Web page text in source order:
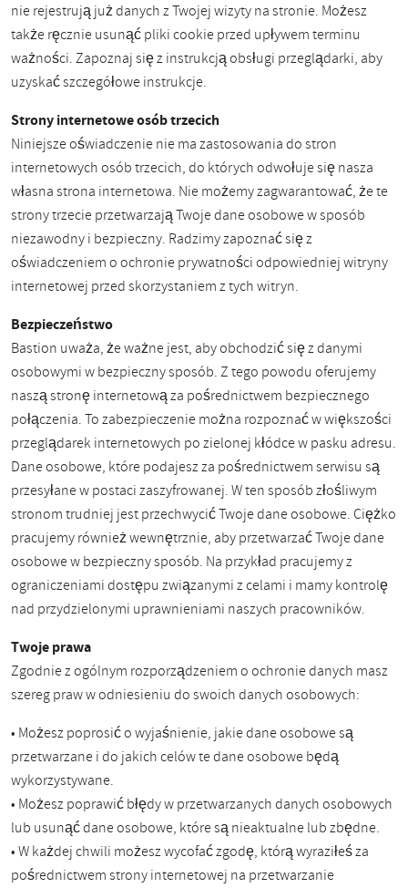
nie rejestrują już danych z Twojej wizyty na stronie. Możesz
także ręcznie usunąć pliki cookie przed upływem terminu
ważności. Zapoznaj się z instrukcją obsługi przeglądarki, aby
uzyskać szczegółowe instrukcje.
Strony internetowe osób trzecich
Niniejsze oświadczenie nie ma zastosowania do stron
internetowych osób trzecich, do których odwołuje się nasza
własna strona internetowa. Nie możemy zagwarantować, że te
strony trzecie przetwarzają Twoje dane osobowe w sposób
niezawodny i bezpieczny. Radzimy zapoznać się z
oświadczeniem o ochronie prywatności odpowiedniej witryny
internetowej przed skorzystaniem z tych witryn.
Bezpieczeństwo
Bastion uważa, że ​​ważne jest, aby obchodzić się z danymi
osobowymi w bezpieczny sposób. Z tego powodu oferujemy
naszą stronę internetową za pośrednictwem bezpiecznego
połączenia. To zabezpieczenie można rozpoznać w większości
przeglądarek internetowych po zielonej kłódce w pasku adresu.
Dane osobowe, które podajesz za pośrednictwem serwisu są
przesyłane w postaci zaszyfrowanej. W ten sposób złośliwym
stronom trudniej jest przechwycić Twoje dane osobowe. Ciężko
pracujemy również wewnętrznie, aby przetwarzać Twoje dane
osobowe w bezpieczny sposób. Na przykład pracujemy z
ograniczeniami dostępu związanymi z celami i mamy kontrolę
nad przydzielonymi uprawnieniami naszych pracowników.
Twoje prawa
Zgodnie z ogólnym rozporządzeniem o ochronie danych masz
szereg praw w odniesieniu do swoich danych osobowych:
• Możesz poprosić o wyjaśnienie, jakie dane osobowe są
przetwarzane i do jakich celów te dane osobowe będą
wykorzystywane.
• Możesz poprawić błędy w przetwarzanych danych osobowych
lub usunąć dane osobowe, które są nieaktualne lub zbędne.
• W każdej chwili możesz wycofać zgodę, którą wyraziłeś za
pośrednictwem strony internetowej na przetwarzanie